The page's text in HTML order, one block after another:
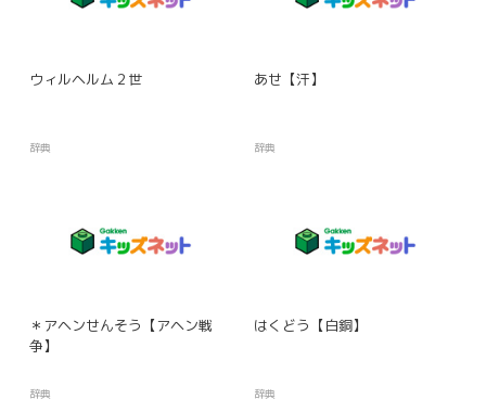
ウィルヘルム２世
辞典
あせ【汗】
辞典
＊アヘンせんそう【アヘン戦
争】
辞典
はくどう【白銅】
辞典